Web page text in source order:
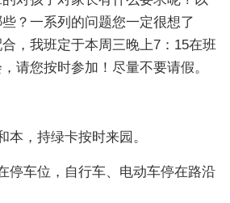
？一系列的问题您一定很想了
，我班定于本周三晚上7：15在班
请您按时参加！尽量不要请假。
本，持绿卡按时来园。
停车位，自行车、电动车停在路沿